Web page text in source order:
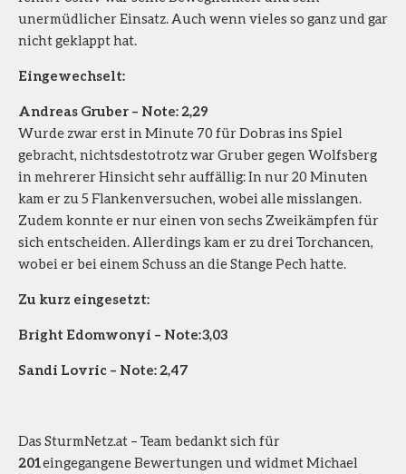
unermüdlicher Einsatz. Auch wenn vieles so ganz und gar
nicht geklappt hat.
Eingewechselt:
Andreas Gruber – Note: 2,29
Wurde zwar erst in Minute 70 für Dobras ins Spiel
gebracht, nichtsdestotrotz war Gruber gegen Wolfsberg
in mehrerer Hinsicht sehr auffällig: In nur 20 Minuten
kam er zu 5 Flankenversuchen, wobei alle misslangen.
Zudem konnte er nur einen von sechs Zweikämpfen für
sich entscheiden. Allerdings kam er zu drei Torchancen,
wobei er bei einem Schuss an die Stange Pech hatte.
Zu kurz eingesetzt:
Bright Edomwonyi – Note: 3,03
Sandi Lovric – Note: 2,47
Das SturmNetz.at – Team bedankt sich für
201eingegangene Bewertungen und widmet Michael